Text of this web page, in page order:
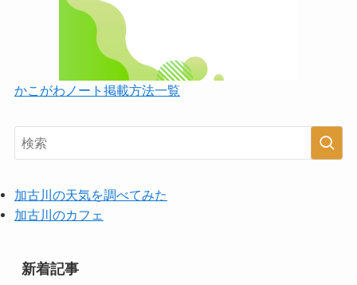
かこがわノート掲載方法一覧
加古川の天気を調べてみた
加古川のカフェ
新着記事